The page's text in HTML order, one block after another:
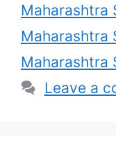
Maharashtra
Maharashtra
Maharashtra
Leave a